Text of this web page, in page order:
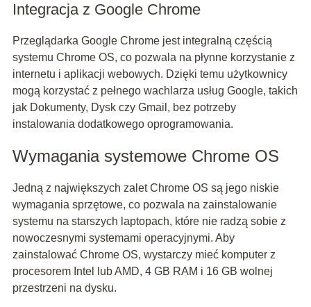
Integracja z Google Chrome
Przeglądarka Google Chrome jest integralną częścią
systemu Chrome OS, co pozwala na płynne korzystanie z
internetu i aplikacji webowych. Dzięki temu użytkownicy
mogą korzystać z pełnego wachlarza usług Google, takich
jak Dokumenty, Dysk czy Gmail, bez potrzeby
instalowania dodatkowego oprogramowania.
Wymagania systemowe Chrome OS
Jedną z największych zalet Chrome OS są jego niskie
wymagania sprzętowe, co pozwala na zainstalowanie
systemu na starszych laptopach, które nie radzą sobie z
nowoczesnymi systemami operacyjnymi. Aby
zainstalować Chrome OS, wystarczy mieć komputer z
procesorem Intel lub AMD, 4 GB RAM i 16 GB wolnej
przestrzeni na dysku.